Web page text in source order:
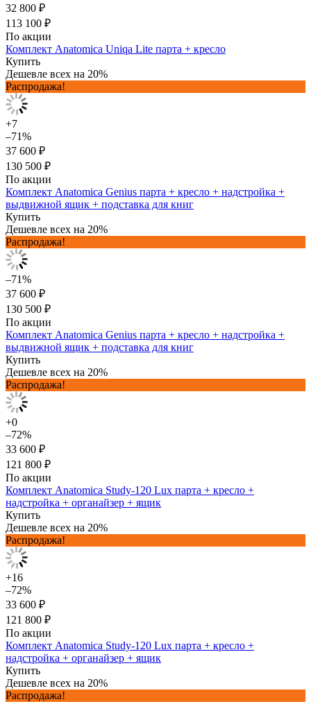
32 800 ₽
113 100 ₽
По акции
Комплект Anatomica Uniqa Lite парта + кресло
Купить
Дешевле всех на 20%
Распродажа!
+7
–71%
37 600 ₽
130 500 ₽
По акции
Комплект Anatomica Genius парта + кресло + надстройка +
выдвижной ящик + подставка для книг
Купить
Дешевле всех на 20%
Распродажа!
–71%
37 600 ₽
130 500 ₽
По акции
Комплект Anatomica Genius парта + кресло + надстройка +
выдвижной ящик + подставка для книг
Купить
Дешевле всех на 20%
Распродажа!
+0
–72%
33 600 ₽
121 800 ₽
По акции
Комплект Anatomica Study-120 Lux парта + кресло +
надстройка + органайзер + ящик
Купить
Дешевле всех на 20%
Распродажа!
+16
–72%
33 600 ₽
121 800 ₽
По акции
Комплект Anatomica Study-120 Lux парта + кресло +
надстройка + органайзер + ящик
Купить
Дешевле всех на 20%
Распродажа!